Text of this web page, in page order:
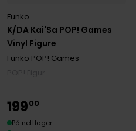
K/DA Kai'Sa POP! Games
Vinyl Figure
Funko
Funko POP! Games
19900
På nettlager